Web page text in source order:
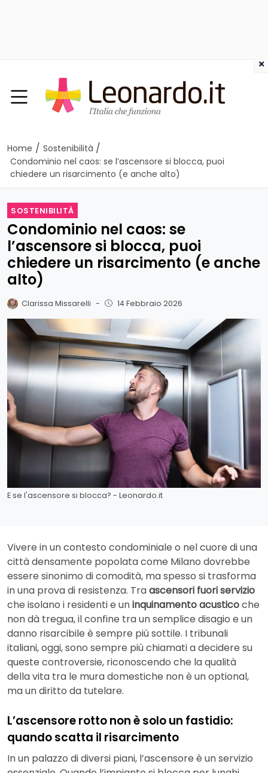
Home / Sostenibilità /
Condominio nel caos: se l’ascensore si blocca, puoi
chiedere un risarcimento (e anche alto)
SOSTENIBILITÀ
Condominio nel caos: se
l’ascensore si blocca, puoi
chiedere un risarcimento (e anche
alto)
Clarissa Missarelli - 14 Febbraio 2026
E se l'ascensore si blocca? - Leonardo.it
Vivere in un contesto condominiale o nel cuore di una
città densamente popolata come Milano dovrebbe
essere sinonimo di comodità, ma spesso si trasforma
in una prova di resistenza. Traascensori fuori servizio
che isolano i residenti e uninquinamento acusticoche
non dà tregua, il confine tra un semplice disagio e un
danno risarcibile è sempre più sottile. I tribunali
italiani, oggi, sono sempre più chiamati a decidere su
queste controversie, riconoscendo che la qualità
della vita tra le mura domestiche non è un optional,
ma un diritto da tutelare.
L’ascensore rotto non è solo un fastidio:
quando scatta il risarcimento
In un palazzo di diversi piani, l’ascensore è un servizio
×